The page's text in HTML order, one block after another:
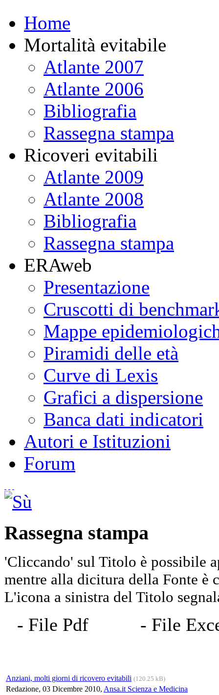
Home
Mortalità evitabile
Atlante 2007
Atlante 2006
Bibliografia
Rassegna stampa
Ricoveri evitabili
Atlante 2009
Atlante 2008
Bibliografia
Rassegna stampa
ERAweb
Presentazione
Cruscotti di
Mappe
Piramidi delle età
Curve di Lexis
Grafici a dispersione
Banca dati indicatori
Autori e Istituzioni
Forum
Rassegna stampa
'Cliccando' sul Titolo è possibile
mentre alla dicitura della Fonte
L'icona a sinistra del Titolo
- File Pdf - File
Anziani, molti giorni di ricovero evitabili (120.25 kB)
Redazione, 03 Dicembre 2010, Ansa.it Scienza e Medicina